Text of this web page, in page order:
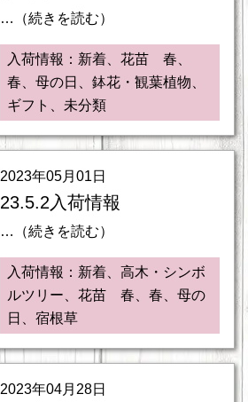
…（続きを読む）
入荷情報：新着、花苗 春、
春、母の日、鉢花・観葉植物、
ギフト、未分類
2023年05月01日
23.5.2入荷情報
…（続きを読む）
入荷情報：新着、高木・シンボ
ルツリー、花苗 春、春、母の
日、宿根草
2023年04月28日